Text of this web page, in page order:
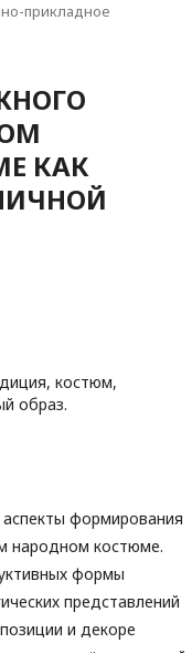
прикладное
КАК
костюм,
образ.
формирования
народном костюме.
формы
представлений
и декоре